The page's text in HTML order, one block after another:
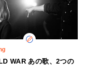
WAR あの歌、2つの